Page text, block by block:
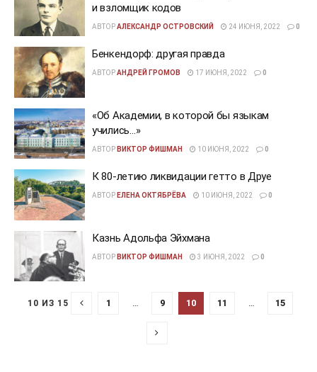
и взломщик кодов
АВТОРАЛЕКСАНДР ОСТРОВСКИЙ 24 ИЮНЯ, 2022 0
Бенкендорф: другая правда
АВТОРАНДРЕЙ ГРОМОВ 17 ИЮНЯ, 2022 0
«Об Академии, в которой бы языкам
учились…»
АВТОР ВИКТОР ФИШМАН 10 ИЮНЯ, 2022 0
К 80-летию ликвидации гетто в Друе
АВТОР ЕЛЕНА ОКТЯБРЁВА 10 ИЮНЯ, 2022 0
Казнь Адольфа Эйхмана
АВТОР ВИКТОР ФИШМАН 3 ИЮНЯ, 2022 0
10 ИЗ 15 1 … 9 10 11 … 15